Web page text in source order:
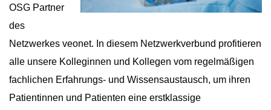
OSG Partner
des
Netzwerkes veonet. In diesem Netzwerkverbund profitieren
alle unsere Kolleginnen und Kollegen vom regelmäßigen
fachlichen Erfahrungs- und Wissensaustausch, um ihren
Patientinnen und Patienten eine erstklassige